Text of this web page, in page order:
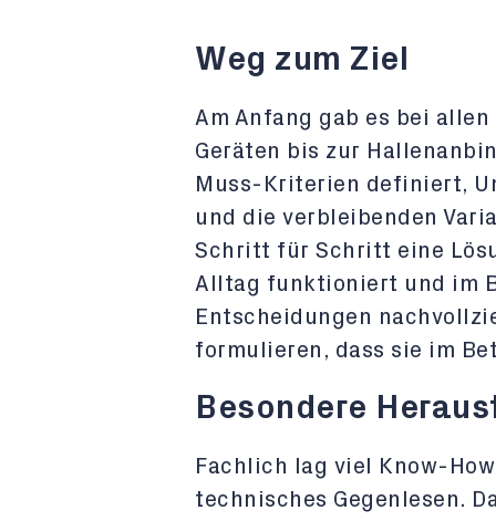
Weg zum Ziel
Am Anfang gab es bei
Geräten bis zur
Muss-Kriterien definiert,
und die verbleibenden
Schritt für Schritt eine
Alltag funktioniert und im
Entscheidungen
formulieren, dass sie im
Besondere
Fachlich lag viel Know-
technisches Gegenlesen.